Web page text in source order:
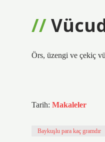
Örs, üzengi ve çekiç
Tarih: Makaleler
Baykuşlu para kaç gramdır